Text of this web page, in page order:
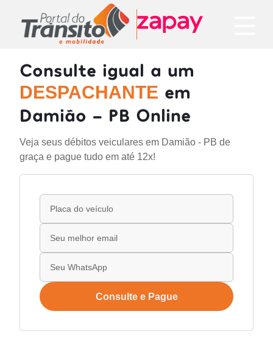
Consulte igual a um
DESPACHANTE em
Damião - PB Online
Veja seus débitos veiculares em Damião - PB de
graça e pague tudo em até 12x!
Consulte e Pague